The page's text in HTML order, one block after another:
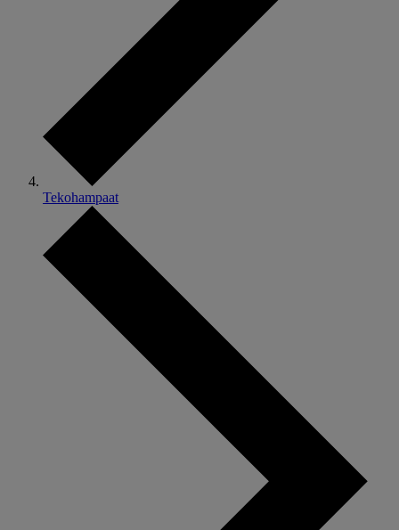
Tekohampaat